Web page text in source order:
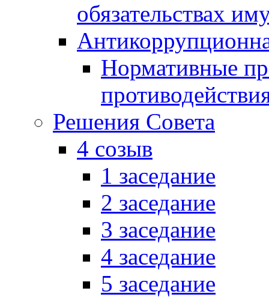
обязательствах
Нормативные
Решения Совета
4 созыв
1 заседание
2 заседание
3 заседание
4 заседание
5 заседание